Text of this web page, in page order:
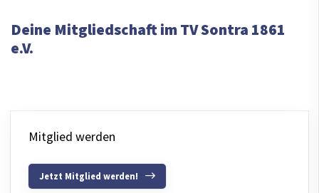
Deine Mitgliedschaft im TV Sontra 1861
e.V.
Mitglied werden
Jetzt Mitglied werden!